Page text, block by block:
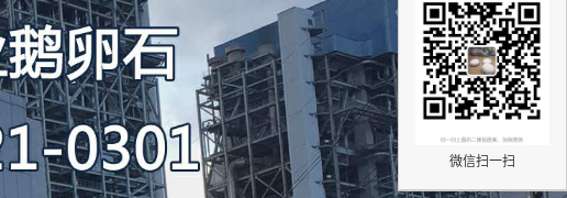
微信扫一扫